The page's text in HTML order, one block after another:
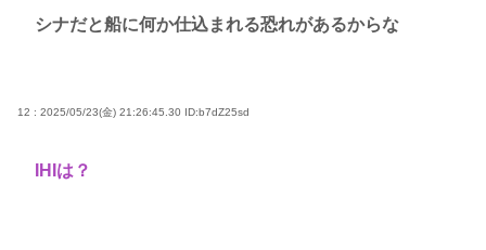
シナだと船に何か仕込まれる恐れがあるからな
12 : 2025/05/23(金) 21:26:45.30 ID:b7dZ25sd
IHIは？